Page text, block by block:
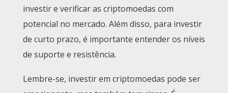
investir e verificar as criptomoedas com
potencial no mercado. Além disso, para investir
de curto prazo, é importante entender os níveis
de suporte e resistência.
Lembre-se, investir em criptomoedas pode ser